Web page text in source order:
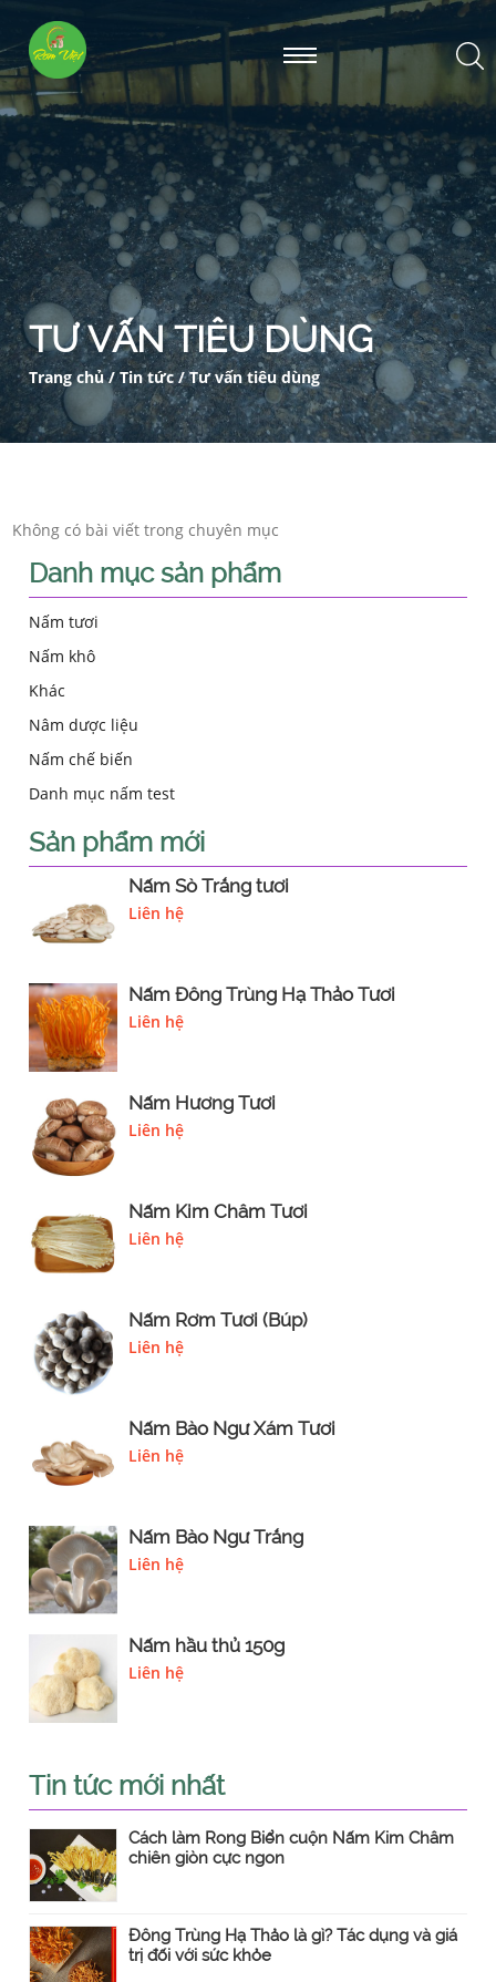
TƯ VẤN TIÊU DÙNG
Trang chủ/Tin tức/Tư vấn tiêu dùng
Không có bài viết trong chuyên mục
Danh mục sản phẩm
Nấm tươi
Nấm khô
Khác
Nâm dược liệu
Nấm chế biến
Danh mục nấm test
Sản phẩm mới
Nấm Sò Trắng tươi
Liên hệ
Nấm Đông Trùng Hạ Thảo Tươi
Liên hệ
Nấm Hương Tươi
Liên hệ
Nấm Kim Châm Tươi
Liên hệ
Nấm Rơm Tươi (Búp)
Liên hệ
Nấm Bào Ngư Xám Tươi
Liên hệ
Nấm Bào Ngư Trắng
Liên hệ
Nấm hầu thủ 150g
Liên hệ
Tin tức mới nhất
Cách làm Rong Biển cuộn Nấm Kim Châm
chiên giòn cực ngon
Đông Trùng Hạ Thảo là gì? Tác dụng và giá
trị đối với sức khỏe